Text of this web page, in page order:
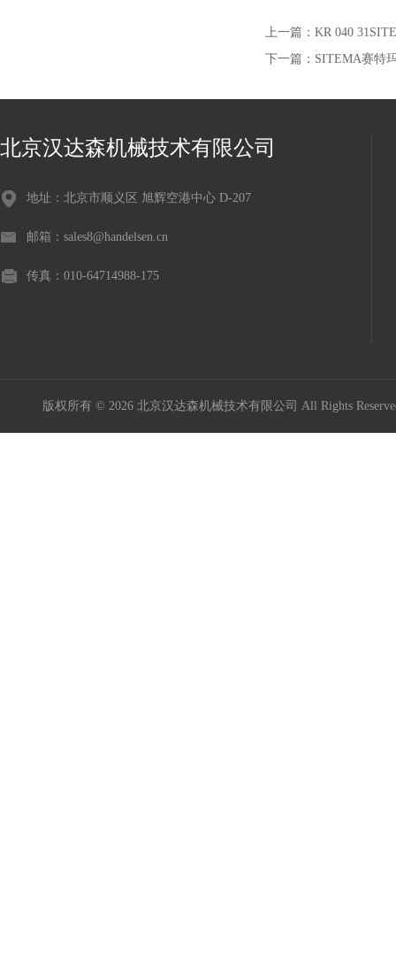
上一篇： KR 040
下一篇： SITEMA赛特
北京汉达森机械技术有限公司
地址：北京市顺义区 旭辉空港中心 D-207
邮箱：sales8@handelsen.cn
传真：010-64714988-175
版权所有 © 2026 北京汉达森机械技术有限公司 All Rights